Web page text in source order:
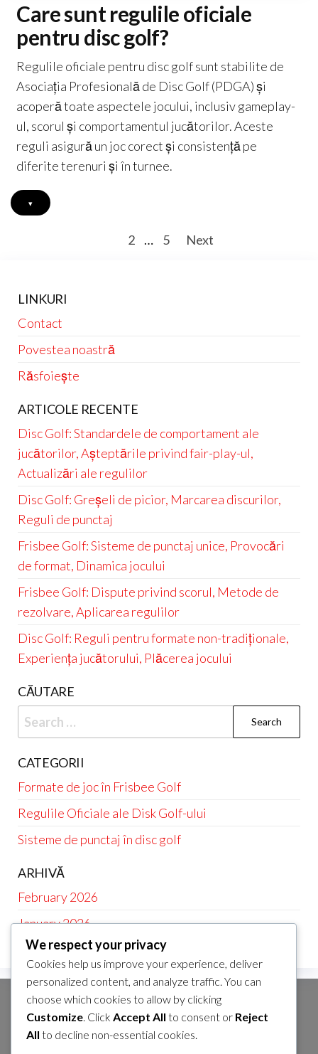
Care sunt regulile oficiale
pentru disc golf?
Regulile oficiale pentru disc golf sunt stabilite de
Asociația Profesională de Disc Golf (PDGA) și
acoperă toate aspectele jocului, inclusiv gameplay-
ul, scorul și comportamentul jucătorilor. Aceste
reguli asigură un joc corect și consistență pe
diferite terenuri și în turnee.
▾
2 … 5 Next
LINKURI
Contact
Povestea noastră
Răsfoiește
ARTICOLE RECENTE
Disc Golf: Standardele de comportament ale
jucătorilor, Așteptările privind fair-play-ul,
Actualizări ale regulilor
Disc Golf: Greșeli de picior, Marcarea discurilor,
Reguli de punctaj
Frisbee Golf: Sisteme de punctaj unice, Provocări
de format, Dinamica jocului
Frisbee Golf: Dispute privind scorul, Metode de
rezolvare, Aplicarea regulilor
Disc Golf: Reguli pentru formate non-tradiționale,
Experiența jucătorului, Plăcerea jocului
CĂUTARE
Search
for:
CATEGORII
Formate de joc în Frisbee Golf
Regulile Oficiale ale Disk Golf-ului
Sisteme de punctaj în disc golf
ARHIVĂ
February 2026
January 2026
CATEGORII
Formate de joc în Frisbee Golf
We respect your privacy
Cookies help us improve your experience, deliver
personalized content, and analyze traffic. You can
choose which cookies to allow by clicking
Customize. Click Accept All to consent or Reject
All to decline non-essential cookies.